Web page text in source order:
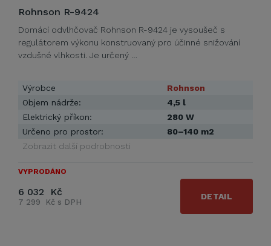
Rohnson R-9424
Domácí odvlhčovač Rohnson R-9424 je vysoušeč s
regulátorem výkonu konstruovaný pro účinné snižování
vzdušné vlhkosti. Je určený …
Výrobce
Rohnson
Objem nádrže:
4,5 l
Elektrický příkon:
280 W
Určeno pro prostor:
80–140 m2
Zobrazit další podrobnosti
VYPRODÁNO
6 032 Kč
7 299 Kč s DPH
DETAIL